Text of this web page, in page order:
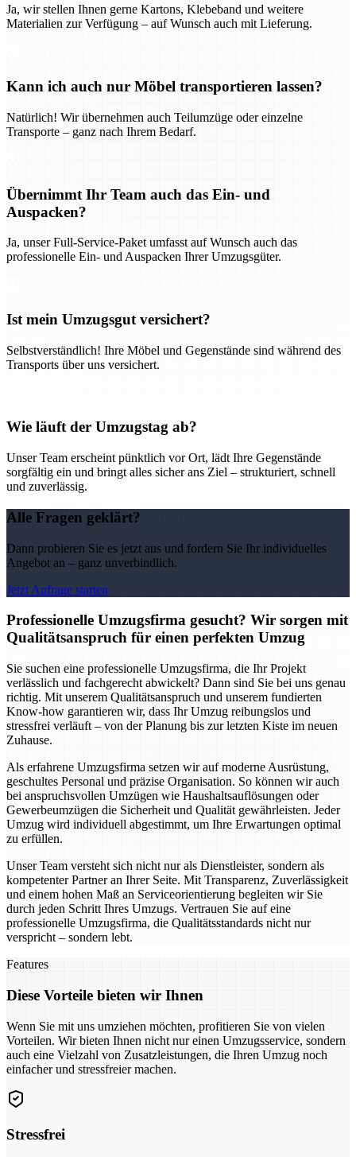
Ja, wir stellen Ihnen gerne Kartons, Klebeband und weitere
Materialien zur Verfügung – auf Wunsch auch mit Lieferung.
Kann ich auch nur Möbel transportieren lassen?
Natürlich! Wir übernehmen auch Teilumzüge oder einzelne
Transporte – ganz nach Ihrem Bedarf.
Übernimmt Ihr Team auch das Ein- und
Auspacken?
Ja, unser Full-Service-Paket umfasst auf Wunsch auch das
professionelle Ein- und Auspacken Ihrer Umzugsgüter.
Ist mein Umzugsgut versichert?
Selbstverständlich! Ihre Möbel und Gegenstände sind während des
Transports über uns versichert.
Wie läuft der Umzugstag ab?
Unser Team erscheint pünktlich vor Ort, lädt Ihre Gegenstände
sorgfältig ein und bringt alles sicher ans Ziel – strukturiert, schnell
und zuverlässig.
Alle Fragen geklärt?
Dann probieren Sie es jetzt aus und fordern Sie Ihr individuelles
Angebot an – ganz unverbindlich.
Jetzt Anfrage starten
Professionelle Umzugsfirma gesucht? Wir sorgen mit
Qualitätsanspruch für einen perfekten Umzug
Sie suchen eine professionelle Umzugsfirma, die Ihr Projekt
verlässlich und fachgerecht abwickelt? Dann sind Sie bei uns genau
richtig. Mit unserem Qualitätsanspruch und unserem fundierten
Know-how garantieren wir, dass Ihr Umzug reibungslos und
stressfrei verläuft – von der Planung bis zur letzten Kiste im neuen
Zuhause.
Als erfahrene Umzugsfirma setzen wir auf moderne Ausrüstung,
geschultes Personal und präzise Organisation. So können wir auch
bei anspruchsvollen Umzügen wie Haushaltsauflösungen oder
Gewerbeumzügen die Sicherheit und Qualität gewährleisten. Jeder
Umzug wird individuell abgestimmt, um Ihre Erwartungen optimal
zu erfüllen.
Unser Team versteht sich nicht nur als Dienstleister, sondern als
kompetenter Partner an Ihrer Seite. Mit Transparenz, Zuverlässigkeit
und einem hohen Maß an Serviceorientierung begleiten wir Sie
durch jeden Schritt Ihres Umzugs. Vertrauen Sie auf eine
professionelle Umzugsfirma, die Qualitätsstandards nicht nur
verspricht – sondern lebt.
Features
Diese Vorteile bieten wir Ihnen
Wenn Sie mit uns umziehen möchten, profitieren Sie von vielen
Vorteilen. Wir bieten Ihnen nicht nur einen Umzugsservice, sondern
auch eine Vielzahl von Zusatzleistungen, die Ihren Umzug noch
einfacher und stressfreier machen.
Stressfrei